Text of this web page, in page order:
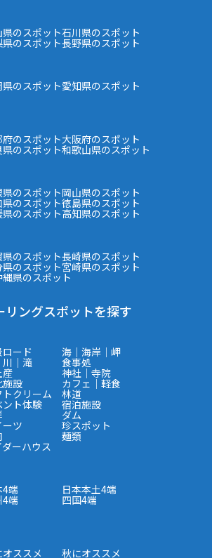
県のスポット石川県のスポット
県のスポット長野県のスポット
のスポット愛知県のスポット
府のスポット大阪府のスポット
のスポット和歌山県のスポット
県のスポット岡山県のスポット
県のスポット徳島県のスポット
県のスポット高知県のスポット
のスポット長崎県のスポット
のスポット宮崎県のスポット
縄県のスポット
リングスポットを探す
ード 海｜海岸｜岬
川｜滝 食事処
産 神社｜寺院
施設 カフェ｜軽食
トクリーム 林道
ント体験 宿泊施設
ダム
ーツ 珍スポット
麺類
ダーハウス
4端 日本本土4端
4端 四国4端
オススメ 秋にオススメ